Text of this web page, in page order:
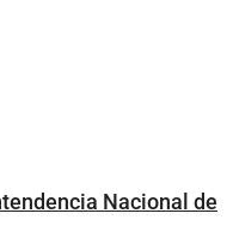
Nacional de